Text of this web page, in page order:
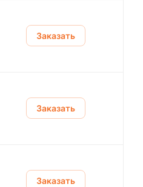
Заказать
Заказать
Заказать